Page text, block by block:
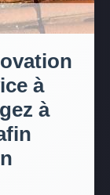
à
à